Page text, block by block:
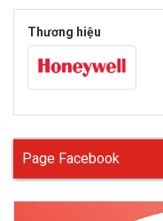
Một số tính năng phổ biến
Thương hiệu
Page Facebook